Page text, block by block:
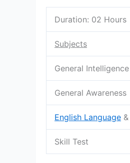
Duration: 02 Hours
Subjects
General
General Awareness
English Language
Skill Test